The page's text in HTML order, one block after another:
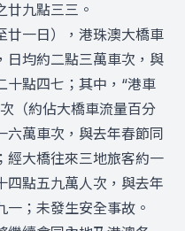
廿九點三三。
廿一日），港珠澳大橋車
日均約二點三萬車次，與
十點四七；其中，“港車
（約佔大橋車流量百分
六萬車次，與去年春節同
經大橋往來三地旅客約一
點五九萬人次，與去年
；未發生安全事故。